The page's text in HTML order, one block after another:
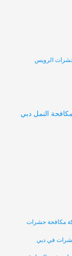
الرويس
النمل دبي
مكافحة حشرات
في دبي